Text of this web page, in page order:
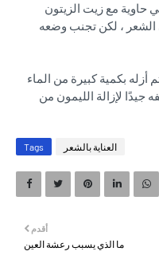
حاوية مع زيت الزيتون
، لكن تجنب وضعه
الشعر لمدة 20 دقيقة ثم أزله بكمية كبيرة من الماء
لإزالة الليمون من
Tags العناية بالشعر
أقدم
ما الذي يسبب رعشة العين